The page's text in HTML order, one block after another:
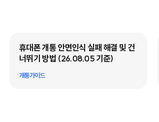
휴대폰 개통 안면인식 실패 해결 및 건
너뛰기 방법 (26.08.05 기준)
개통가이드